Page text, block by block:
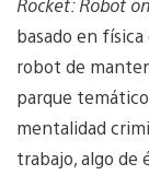
basado en
robot de
parque
mentalidad
trabajo, algo de